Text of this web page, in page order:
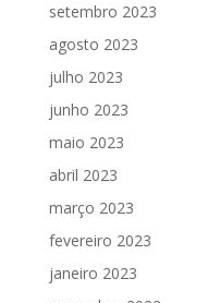
setembro 2023
agosto 2023
julho 2023
junho 2023
maio 2023
abril 2023
março 2023
fevereiro 2023
janeiro 2023